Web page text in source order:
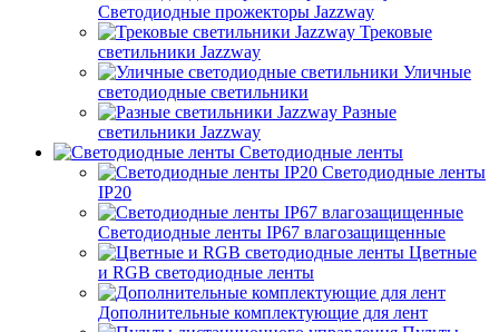
Светодиодные прожекторы Jazzway
Трековые
светильники Jazzway
Уличные
светодиодные светильники
Разные
светильники Jazzway
Светодиодные ленты
Светодиодные ленты
IP20
Светодиодные ленты IP67 влагозащищенные
Цветные
и RGB светодиодные ленты
Дополнительные комплектующие для лент